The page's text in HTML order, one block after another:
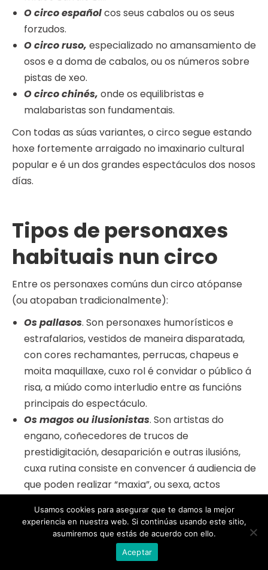
O circo españolcos seus cabalos ou os seus
forzudos.
O circo ruso, especializado no amansamiento de
osos e a doma de cabalos, ou os números sobre
pistas de xeo.
O circo chinés, onde os equilibristas e
malabaristas son fundamentais.
Con todas as súas variantes, o circo segue estando
hoxe fortemente arraigado no imaxinario cultural
popular e é un dos grandes espectáculos dos nosos
días.
Tipos de personaxes
habituais nun circo
Entre os personaxes comúns dun circo atópanse
(ou atopaban tradicionalmente):
Os pallasos. Son personaxes humorísticos e
estrafalarios, vestidos de maneira disparatada,
con cores rechamantes, perrucas, chapeus e
moita maquillaxe, cuxo rol é convidar o público á
risa, a miúdo como interludio entre as funcións
principais do espectáculo.
Os magos ou ilusionistas. Son artistas do
engano, coñecedores de trucos de
prestidigitación, desaparición e outras ilusións,
cuxa rutina consiste en convencer á audiencia de
que poden realizar “maxia”, ou sexa, actos
Os acróbatas.Existe unha gran variedade
dentro dos que resaltan: bailaríns na corda
frouxa, ciclistas e trapecistas, que executan os
seus arriscados equilibrios a moitos metros do
Usamos cookies para asegurar que te damos la mejor
experiencia en nuestra web. Si continúas usando este sitio,
asumiremos que estás de acuerdo con ello.
Aceptar